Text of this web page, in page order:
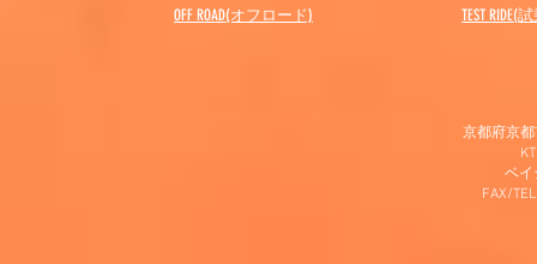
OFF ROAD(オフロード) ​TEST RIDE(
京都府京
ベイ
FAX/